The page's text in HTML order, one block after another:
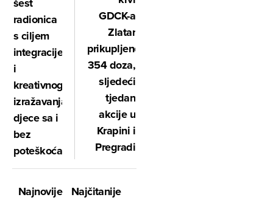
radionica
s ciljem
integracije
i
kreativnog
izražavanja
djece sa i
bez
poteškoća
GDCK-a
Zlatar
prikupljeno
354 doza,
sljedeći
tjedan
akcije u
Krapini i
Pregradi
Najnovije
Najčitanije